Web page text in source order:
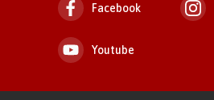
Facebook
Youtube